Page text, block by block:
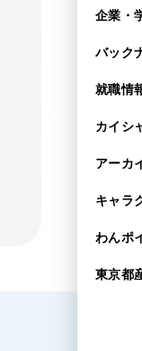
企業・
バック
就職情
カイシ
アーカ
キャラ
わんポ
東京都